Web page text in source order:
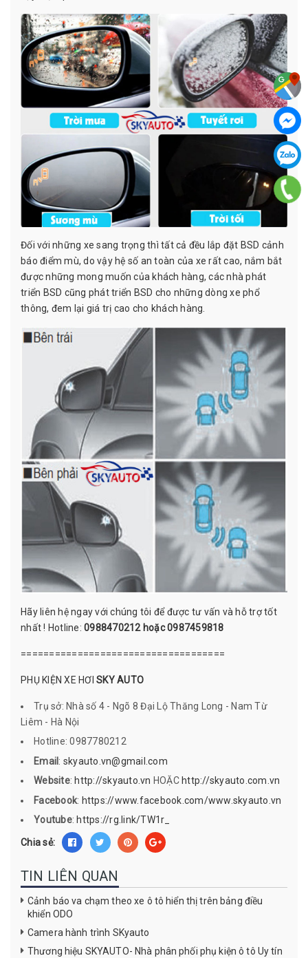
Đối với những xe sang trọng thì tất cả đều lắp đặt BSD cảnh
báo điểm mù, do vậy hệ số an toàn của xe rất cao, nắm bắt
được những mong muốn của khách hàng, các nhà phát
triển BSD cũng phát triển BSD cho những dòng xe phổ
thông, đem lại giá trị cao cho khách hàng.
Hãy liên hệ ngay với chúng tôi để được tư vấn và hỗ trợ tốt
nhất ! Hotline: 0988470212 hoặc 0987459818
====================================
PHỤ KIỆN XE HƠI SKY AUTO
Trụ sở: Nhà số 4 - Ngõ 8 Đại Lộ Thăng Long - Nam Từ
Liêm - Hà Nội
Hotline: 0987780212
Email : skyauto.vn@gmail.com
Website: http://skyauto.vn HOẶC http://skyauto.com.vn
Facebook: https://www.facebook.com/www.skyauto.vn
Youtube: https://rg.link/TW1r_
Chia sẻ:
TIN LIÊN QUAN
Cảnh báo va chạm theo xe ô tô hiển thị trên bảng điều
khiển ODO
Camera hành trình SKyauto
Thương hiệu SKYAUTO- Nhà phân phối phụ kiện ô tô Uy tín